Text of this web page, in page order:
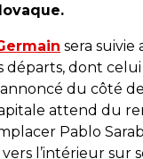
sera suivie
départs, dont
du côté
attend du
Pablo
l’intérieur sur